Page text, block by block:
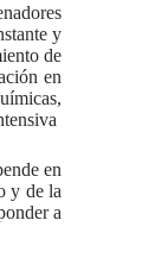
y
de
en
en
y de la
a